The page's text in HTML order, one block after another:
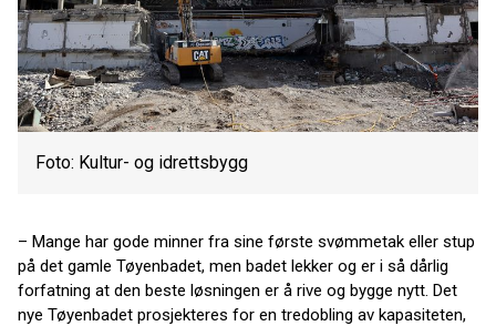
Foto: Kultur- og idrettsbygg
– Mange har gode minner fra sine første svømmetak eller stup
på det gamle Tøyenbadet, men badet lekker og er i så dårlig
forfatning at den beste løsningen er å rive og bygge nytt. Det
nye Tøyenbadet prosjekteres for en tredobling av kapasiteten,